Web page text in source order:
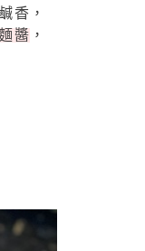
香，
醬 ，